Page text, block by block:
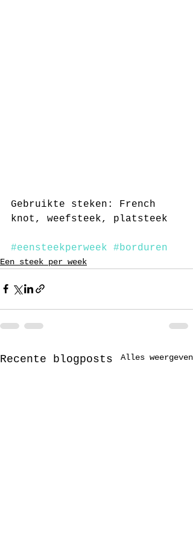
Gebruikte steken: French
knot, weefsteek, platsteek
#eensteekperweek #borduren
Een steek per week
Recente blogposts Alles weergeven